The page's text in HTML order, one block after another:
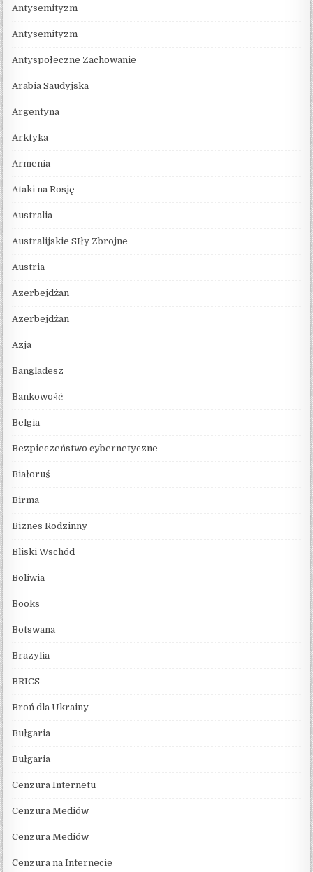
Antysemityzm
Antysemityzm
Antyspołeczne Zachowanie
Arabia Saudyjska
Argentyna
Arktyka
Armenia
Ataki na Rosję
Australia
Australijskie SIły Zbrojne
Austria
Azerbejdżan
Azerbejdżan
Azja
Bangladesz
Bankowość
Belgia
Bezpieczeństwo cybernetyczne
Białoruś
Birma
Biznes Rodzinny
Bliski Wschód
Boliwia
Books
Botswana
Brazylia
BRICS
Broń dla Ukrainy
Bułgaria
Bułgaria
Cenzura Internetu
Cenzura Mediów
Cenzura Mediów
Cenzura na Internecie